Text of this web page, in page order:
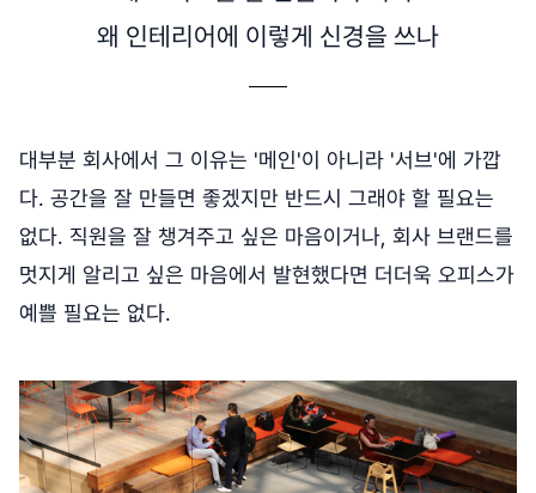
왜 인테리어에 이렇게 신경을 쓰나
대부분 회사에서 그 이유는 '메인'이 아니라 '서브'에 가깝
다. 공간을 잘 만들면 좋겠지만 반드시 그래야 할 필요는
없다. 직원을 잘 챙겨주고 싶은 마음이거나, 회사 브랜드를
멋지게 알리고 싶은 마음에서 발현했다면 더더욱 오피스가
예쁠 필요는 없다.